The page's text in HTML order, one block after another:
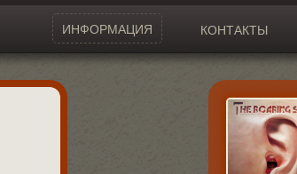
ИНФОРМАЦИЯ КОНТАКТЫ